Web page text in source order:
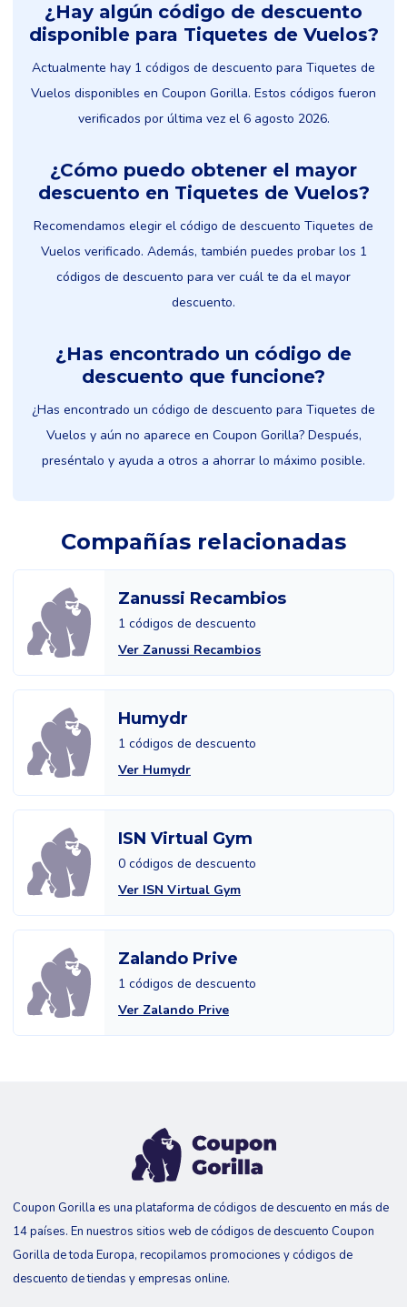
¿Hay algún código de descuento
disponible para Tiquetes de Vuelos?
Actualmente hay 1 códigos de descuento para Tiquetes de
Vuelos disponibles en Coupon Gorilla. Estos códigos fueron
verificados por última vez el 6 agosto 2026.
¿Cómo puedo obtener el mayor
descuento en Tiquetes de Vuelos?
Recomendamos elegir el código de descuento Tiquetes de
Vuelos verificado. Además, también puedes probar los 1
códigos de descuento para ver cuál te da el mayor
descuento.
¿Has encontrado un código de
descuento que funcione?
¿Has encontrado un código de descuento para Tiquetes de
Vuelos y aún no aparece en Coupon Gorilla? Después,
preséntalo y ayuda a otros a ahorrar lo máximo posible.
Compañías relacionadas
Zanussi Recambios
1 códigos de descuento
Ver Zanussi Recambios
Humydr
1 códigos de descuento
Ver Humydr
ISN Virtual Gym
0 códigos de descuento
Ver ISN Virtual Gym
Zalando Prive
1 códigos de descuento
Ver Zalando Prive
Coupon Gorilla es una plataforma de códigos de descuento en más de
14 países. En nuestros sitios web de códigos de descuento Coupon
Gorilla de toda Europa, recopilamos promociones y códigos de
descuento de tiendas y empresas online.